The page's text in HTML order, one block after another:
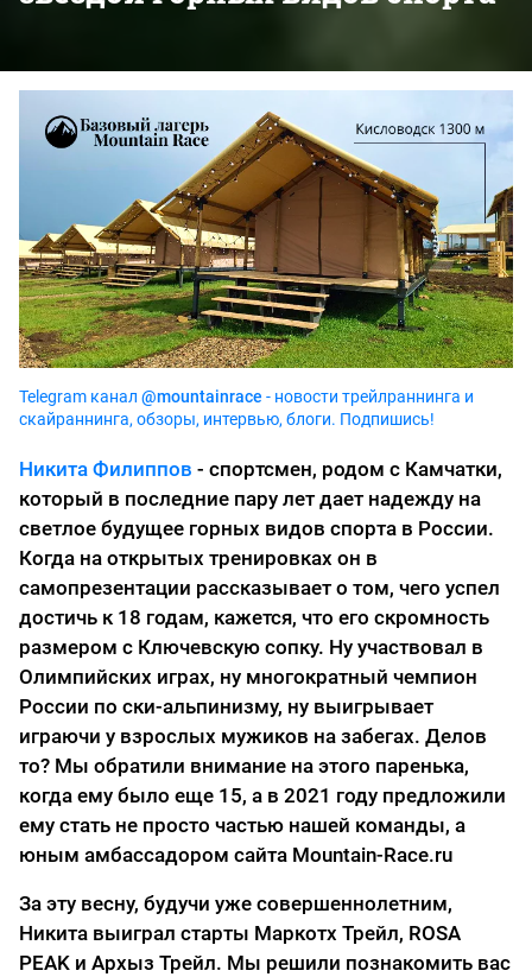
Telegram канал @mountainrace - новости трейлраннинга и
скайраннинга, обзоры, интервью, блоги. Подпишись!
Никита Филиппов - спортсмен, родом с Камчатки,
который в последние пару лет дает надежду на
светлое будущее горных видов спорта в России.
Когда на открытых тренировках он в
самопрезентации рассказывает о том, чего успел
достичь к 18 годам, кажется, что его скромность
размером с Ключевскую сопку. Ну участвовал в
Олимпийских играх, ну многократный чемпион
России по ски-альпинизму, ну выигрывает
играючи у взрослых мужиков на забегах. Делов
то? Мы обратили внимание на этого паренька,
когда ему было еще 15, а в 2021 году предложили
ему стать не просто частью нашей команды, а
юным амбассадором сайта Mountain-Race.ru
За эту весну, будучи уже совершеннолетним,
Никита выиграл старты Маркотх Трейл, ROSA
PEAK и Архыз Трейл. Мы решили познакомить вас